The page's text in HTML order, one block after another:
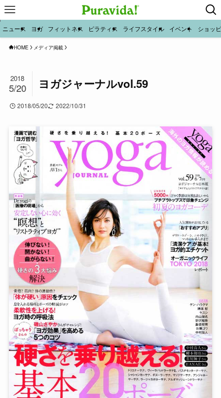
ニュース ヨガ フィットネス ピラティス ライフスタイル イベント ショッ
HOME メディア掲載
ヨガジャーナルvol.59
2018
5/20
2018/05/20 2022/10/31